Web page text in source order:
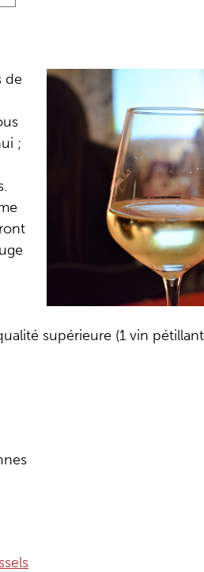
de
;
supérieure (1 vin